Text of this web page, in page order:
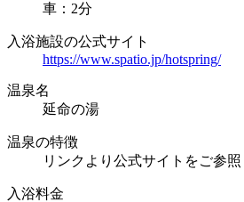
車：2分
入浴施設の公式サイト
https://www.spatio.jp/hotspring/
温泉名
延命の湯
温泉の特徴
リンクより公式サイトをご参照
入浴料金